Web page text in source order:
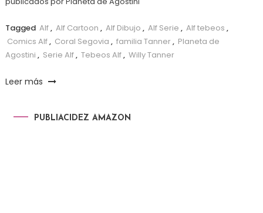
Tagged Alf, Alf Cartoon , Alf Dibujo , Alf Serie , Alf tebeos ,
Comics Alf, Coral Segovia , familia Tanner, Planeta de
Agostini , Serie Alf, Tebeos Alf, Willy Tanner
Leer más
PUBLIACIDEZ AMAZON